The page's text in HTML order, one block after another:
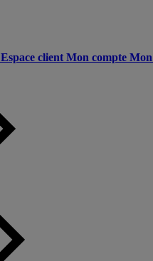
Espace client Mon compte